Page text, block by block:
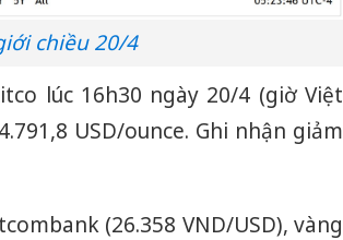
chiều 20/4
lúc 16h30 ngày 20/4 (giờ Việt
USD/ounce. Ghi nhận giảm
(26.358 VND/USD), vàng